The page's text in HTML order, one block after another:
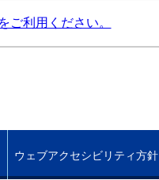
ご利用ください。
ウェブアクセシビリティ方針